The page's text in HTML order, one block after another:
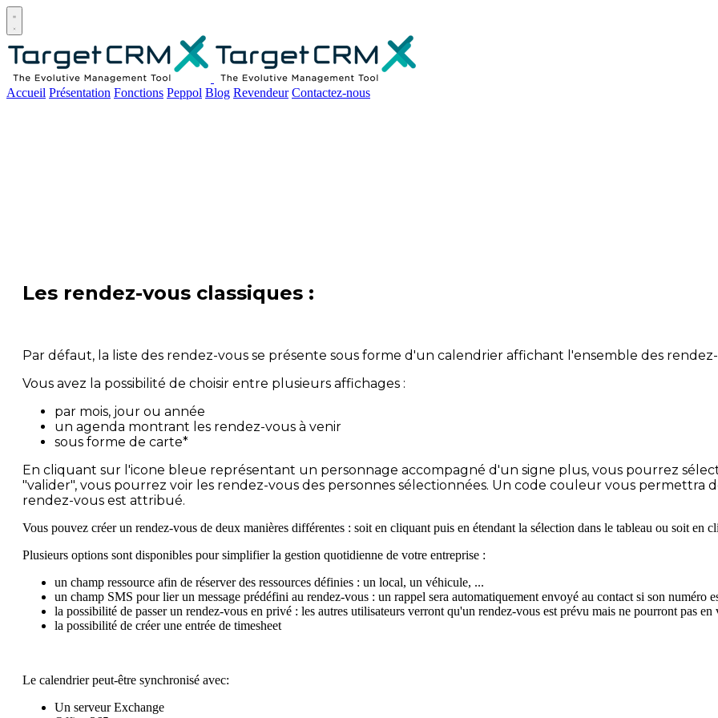
Open main menu
Accueil Présentation Fonctions Peppol Blog Revendeur Contactez-nous
Les rendez-vous classiques :
Par défaut, la liste des rendez-vous se présente sous forme d'un calendrier affichant l'ensemble des
Vous avez la possibilité de choisir entre plusieurs affichages :
par mois, jour ou année
un agenda montrant les rendez-vous à venir
sous forme de carte*
En cliquant sur l'icone bleue représentant un personnage accompagné d'un signe plus, vous pourrez
"valider", vous pourrez voir les rendez-vous des personnes sélectionnées. Un code couleur vous
rendez-vous est attribué.
Vous pouvez créer un rendez-vous de deux manières différentes : soit en cliquant puis en étendant la sélection dans le tableau ou soit
Plusieurs options sont disponibles pour simplifier la gestion quotidienne de votre entreprise :
un champ ressource afin de réserver des ressources définies : un local, un véhicule, ...
un champ SMS pour lier un message prédéfini au rendez-vous : un rappel sera automatiquement envoyé au contact si son numéro
la possibilité de passer un rendez-vous en privé : les autres utilisateurs verront qu'un rendez-vous est prévu mais ne pourront pas
la possibilité de créer une entrée de timesheet
Le calendrier peut-être synchronisé avec:
Un serveur Exchange